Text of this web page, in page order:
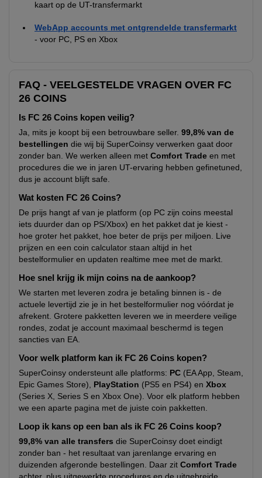
kaart op de UT-transfermarkt
WebApp accounts met ontgrendelde transfermarkt
- voor PC, PS en Xbox
FAQ - VEELGESTELDE VRAGEN OVER FC
26 COINS
Is FC 26 Coins kopen veilig?
Ja, mits je koopt bij een betrouwbare seller. 99,8% van de
bestellingen die wij bij SuperCoinsy verwerken gaat door
zonder ban. We werken alleen met Comfort Trade en met
procedures die we in jaren UT-ervaring hebben gefinetuned,
dus je account blijft safe.
Wat kosten FC 26 Coins?
De prijs hangt af van je platform (op PC zijn coins meestal
iets duurder dan op PS/Xbox) en het pakket dat je kiest -
hoe groter het pakket, hoe beter de prijs per miljoen. Live
prijzen en een coin calculator staan altijd in het
bestelformulier en updaten realtime mee met de markt.
Hoe snel krijg ik mijn coins na de aankoop?
We starten met leveren zodra je betaling binnen is - de
actuele levertijd zie je in het bestelformulier nog vóórdat je
afrekent. Grotere pakketten leveren we in meerdere veilige
rondes, zodat je account maximaal beschermd is tegen
sancties van EA.
Voor welk platform kan ik FC 26 Coins kopen?
SuperCoinsy ondersteunt alle platforms: PC (EA App, Steam,
Epic Games Store),
PlayStation (PS5 en PS4) en Xbox
(Series X, Series S en Xbox One). Voor elk platform hebben
we een aparte pagina met de juiste coin pakketten.
Loop ik kans op een ban als ik FC 26 Coins koop?
99,8% van alle transfers die SuperCoinsy doet eindigt
zonder ban - het resultaat van jarenlange ervaring en
duizenden afgeronde bestellingen. Daar zit Comfort Trade